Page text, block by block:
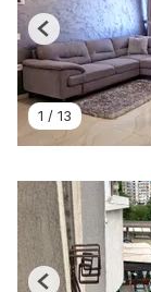
1 / 13
Previous